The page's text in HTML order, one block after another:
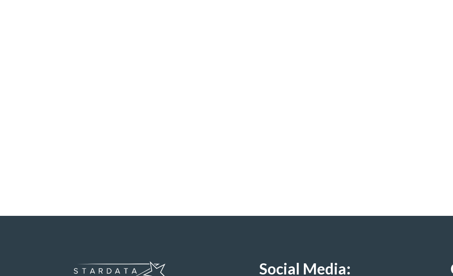
Social Media: